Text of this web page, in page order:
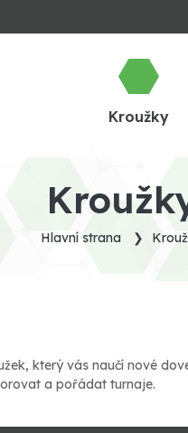
Kroužky
Hlavní strana
který vás naučí nové
a pořádat turnaje.